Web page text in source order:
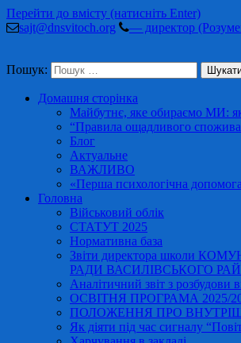
Перейти до вмісту (натисніть Enter)
sajt@dnsvitoch.org
— директор
Пошук:
Домашня сторінка
Майбутнє, яке обираємо МИ: як
“Правила ощадливого
Блог
Актуальне
ВАЖЛИВО
«Перша психологічна
Головна
Військовий облік
СТАТУТ 2025
Нормативна база
Звіти директора школи
РАДИ ВАСИЛІВСЬКОГО
Аналітичний звіт з розбудови
ОСВІТНЯ ПРОГРАМА 2025/
ПОЛОЖЕННЯ ПРО
Як діяти під час сигналу